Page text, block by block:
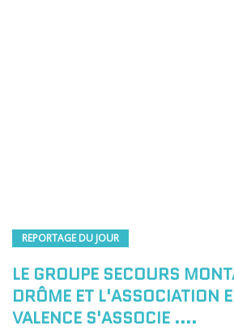
REPORTAGE DU JOUR
LE GROUPE SECOURS
DRÔME ET L'ASSOCIATION
VALENCE S'ASSOCIE ....